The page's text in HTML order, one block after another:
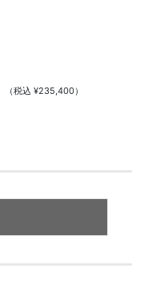
（税込 ¥235,400）